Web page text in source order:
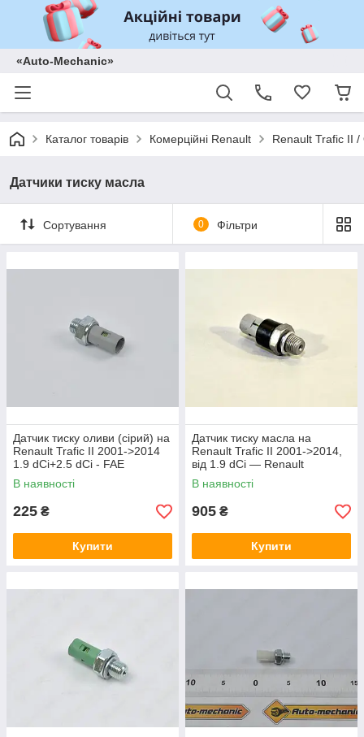
«Auto-Mechanic»
Каталог товарів Комерційні Renault Renault Trafic II
Датчики тиску масла
Сортування 0 Фільтри
Датчик тиску оливи (сірий) на
Renault Trafic II 2001->2014
1.9 dCi+2.5 dCi - FAE
(Іспанія) - FAE12636
В наявності
225 ₴
Купити
Датчик тиску масла на
Renault Trafic II 2001->2014,
від 1.9 dCi — Renault
(Оригінал) - 8200671279
В наявності
905 ₴
Купити